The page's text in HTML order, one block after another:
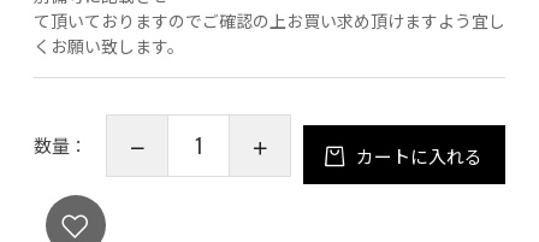
て頂いておりますのでご確認の上お買い求め頂けますよう宜し
くお願い致します。
数量： カートに入れる